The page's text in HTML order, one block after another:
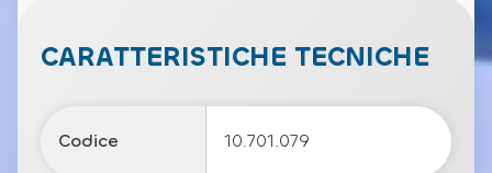
c
y
li
CARATTERISTICHE TECNICHE
Codice 10.701.079